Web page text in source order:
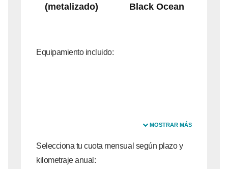
(metalizado)
Black Ocean
Equipamiento incluido:
MOSTRAR MÁS
Selecciona tu cuota mensual según plazo y
kilometraje anual: